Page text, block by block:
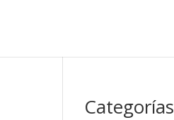
Categorías